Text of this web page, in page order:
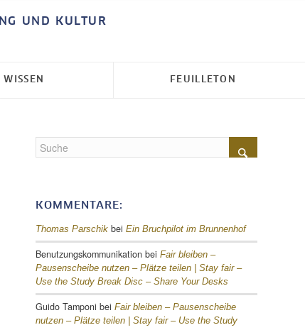
UND KULTUR
WISSEN FEUILLETON
KOMMENTARE:
Thomas Parschik bei Ein Bruchpilot im Brunnenhof
Benutzungskommunikation bei Fair bleiben –
Pausenscheibe nutzen – Plätze teilen | Stay fair –
Use the Study Break Disc – Share Your Desks
Guido Tamponi bei Fair bleiben – Pausenscheibe
nutzen – Plätze teilen | Stay fair – Use the Study